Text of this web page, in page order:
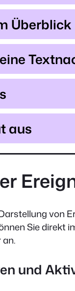
Überblick
aus
von
Sie direkt
und